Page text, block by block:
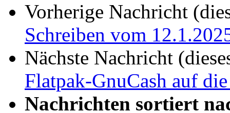
Vorherige Nachricht
Schreiben vom
Nächste Nachricht
Flatpak-GnuCash auf
Nachrichten sortiert